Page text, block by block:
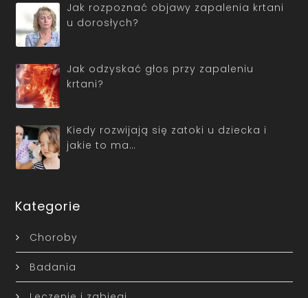
Jak rozpoznać objawy zapalenia krtani
u dorosłych?
Jak odzyskać głos przy zapaleniu
krtani?
Kiedy rozwijają się zatoki u dziecka i
jakie to ma…
Kategorie
Choroby
Badania